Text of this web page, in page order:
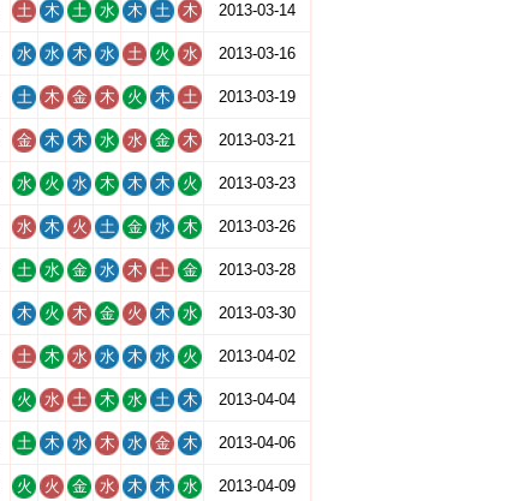
土 木 土 水 木 土 木 2013-03-14
水 水 木 水 土 火 水 2013-03-16
土 木 金 木 火 木 土 2013-03-19
金 木 木 水 水 金 木 2013-03-21
水 火 水 木 木 木 火 2013-03-23
水 木 火 土 金 水 木 2013-03-26
土 水 金 水 木 土 金 2013-03-28
木 火 木 金 火 木 水 2013-03-30
土 木 水 水 木 水 火 2013-04-02
火 水 土 木 水 土 木 2013-04-04
土 木 水 木 水 金 木 2013-04-06
火 火 金 水 木 木 水 2013-04-09